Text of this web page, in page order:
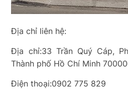
Địa chỉ liên hệ:
Địa chỉ:33 Trần Quý Cáp,
Thành phố Hồ Chí Minh
Điện thoại:0902 775 829